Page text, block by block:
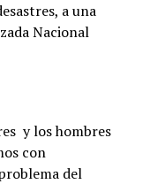
a una
Nacional
y los hombres
con
del